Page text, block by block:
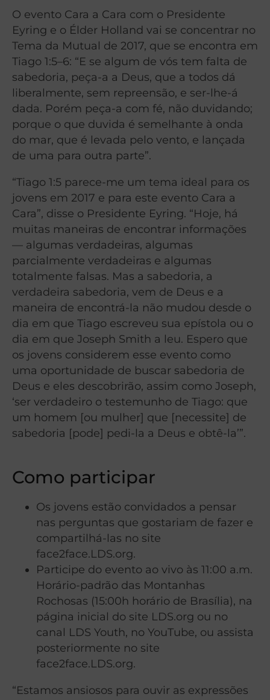
O evento Cara a Cara com o Presidente
Eyring e o Élder Holland vai se concentrar no
Tema da Mutual de 2017, que se encontra em
Tiago 1:5–6: “E se algum de vós tem falta de
sabedoria, peça-a a Deus, que a todos dá
liberalmente, sem repreensão, e ser-lhe-á
dada. Porém peça-a com fé, não duvidando;
porque o que duvida é semelhante à onda
do mar, que é levada pelo vento, e lançada
de uma para outra parte”.
“Tiago 1:5 parece-me um tema ideal para os
jovens em 2017 e para este evento Cara a
Cara”, disse o Presidente Eyring. “Hoje, há
muitas maneiras de encontrar informações
— algumas verdadeiras, algumas
parcialmente verdadeiras e algumas
totalmente falsas. Mas a sabedoria, a
verdadeira sabedoria, vem de Deus e a
maneira de encontrá-la não mudou desde o
dia em que Tiago escreveu sua epístola ou o
dia em que Joseph Smith a leu. Espero que
os jovens considerem esse evento como
uma oportunidade de buscar sabedoria de
Deus e eles descobrirão, assim como Joseph,
‘ser verdadeiro o testemunho de Tiago: que
um homem [ou mulher] que [necessite] de
sabedoria [pode] pedi-la a Deus e obtê-la’”.
Como participar
Os jovens estão convidados a pensar
nas perguntas que gostariam de fazer e
compartilhá-las no site
face2face.LDS.org.
Participe do evento ao vivo às 11:00 a.m.
Horário-padrão das Montanhas
Rochosas (15:00h horário de Brasília), na
página inicial do site LDS.org ou no
canal LDS Youth, no YouTube, ou assista
posteriormente no site
face2face.LDS.org.
“Estamos ansiosos para ouvir as expressões